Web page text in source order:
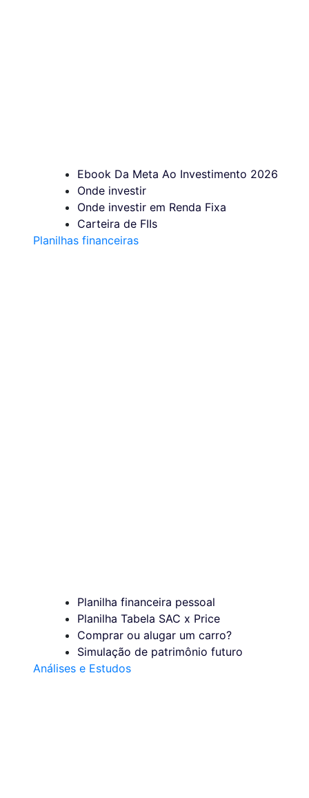
Ebook Da Meta Ao Investimento 2026
Onde investir
Onde investir em Renda Fixa
Carteira de FIIs
Planilhas financeiras
Planilha financeira pessoal
Planilha Tabela SAC x Price
Comprar ou alugar um carro?
Simulação de patrimônio futuro
Análises e Estudos